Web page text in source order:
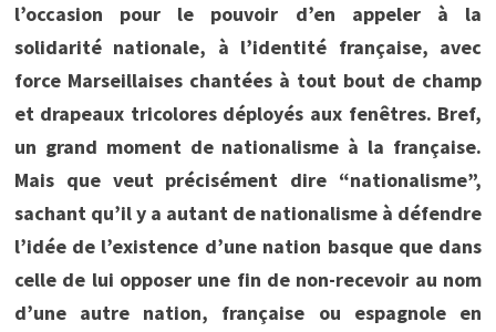
l’occasion pour le pouvoir d’en appeler à la
solidarité nationale, à l’identité française, avec
force Marseillaises chantées à tout bout de champ
et drapeaux tricolores déployés aux fenêtres. Bref,
un grand moment de nationalisme à la française.
Mais que veut précisément dire “nationalisme”,
sachant qu’il y a autant de nationalisme à défendre
l’idée de l’existence d’une nation basque que dans
celle de lui opposer une fin de non-recevoir au nom
d’une autre nation, française ou espagnole en